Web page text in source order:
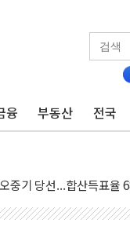
융 부동산 전국
천~하당'·'올미골교' 차
발생…작업자 1명 숨져
대 숨진 채 발견...경찰,
1.48%p 차 선두 유지
10대 구속…범행 후 반
선서 정청래에 승리…金